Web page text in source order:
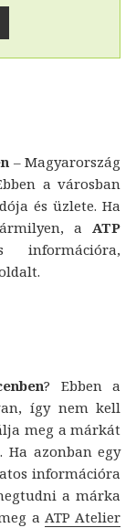
– Magyarország
a városban
és üzlete. Ha
a ATP
információra,
? Ebben a
így nem kell
meg a márkát
Ha azonban egy
információra
a márka
a ATP Atelier